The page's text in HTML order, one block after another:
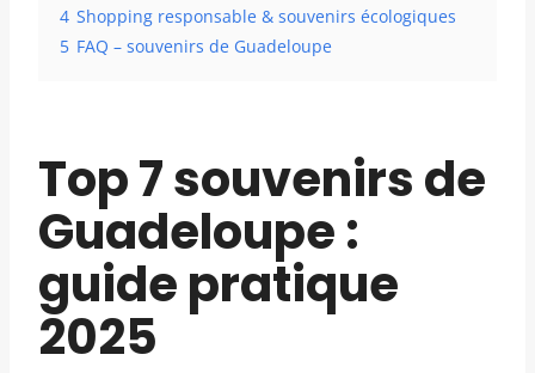
4 Shopping responsable & souvenirs écologiques
5 FAQ – souvenirs de Guadeloupe
Top 7 souvenirs de
Guadeloupe :
guide pratique
2025